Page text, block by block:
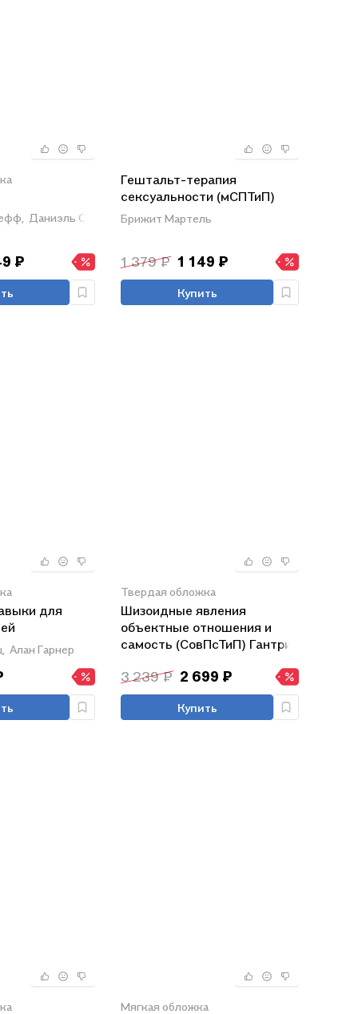
Даниэль Суле-Ларивьер
₽
Гештальт-терапия
сексуальности (мСПТиП)
Мартель
Брижит Мартель
1 379 ₽ 1 149 ₽
Купить
для
Алан Гарнер
Твердая обложка
Шизоидные явления
объектные отношения и
самость (СовПсТиП) Гантрип
3 239 ₽ 2 699 ₽
Купить
Мягкая обложка